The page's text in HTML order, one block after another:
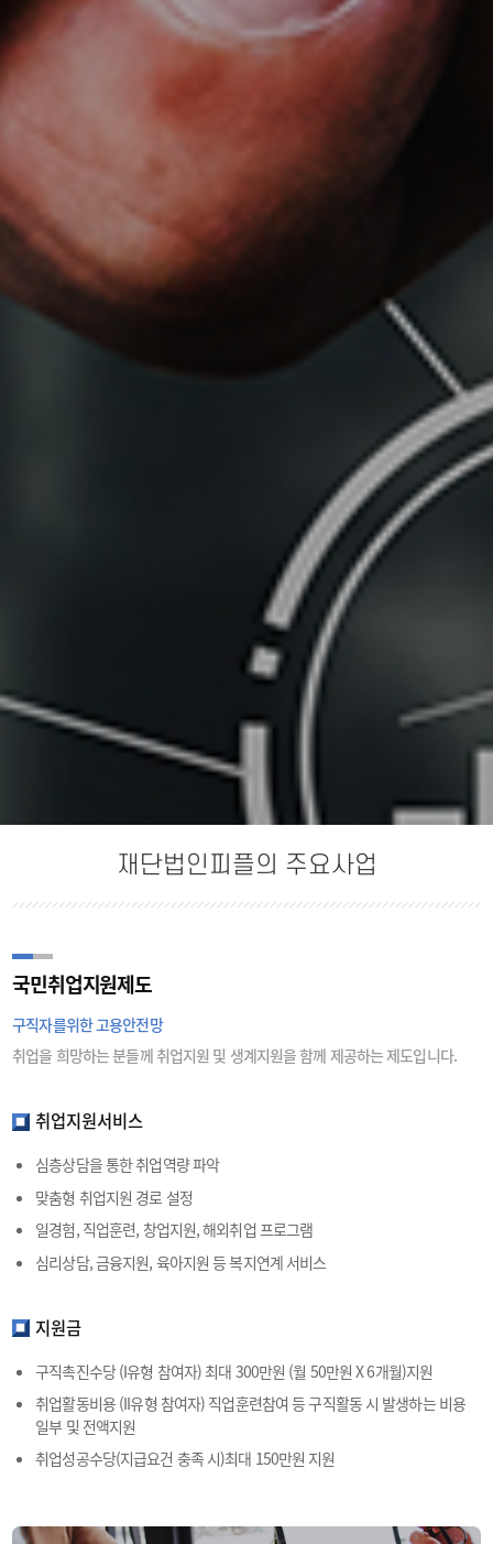
재단법인피플의 주요사업
국민취업지원제도
구직자를위한 고용안전망
취업을 희망하는 분들께 취업지원 및 생계지원을 함께 제공하는 제도입니다.
취업지원서비스
심층상담을 통한 취업역량 파악
맞춤형 취업지원 경로 설정
일경험, 직업훈련, 창업지원, 해외취업 프로그램
심리상담, 금융지원, 육아지원 등 복지연계 서비스
지원금
구직촉진수당 (I유형 참여자) 최대 300만원 (월 50만원 X 6개월)지원
취업활동비용 (II유형 참여자) 직업훈련참여 등 구직활동 시 발생하는 비용
일부 및 전액지원
취업성공수당(지급요건 충족 시)최대 150만원 지원